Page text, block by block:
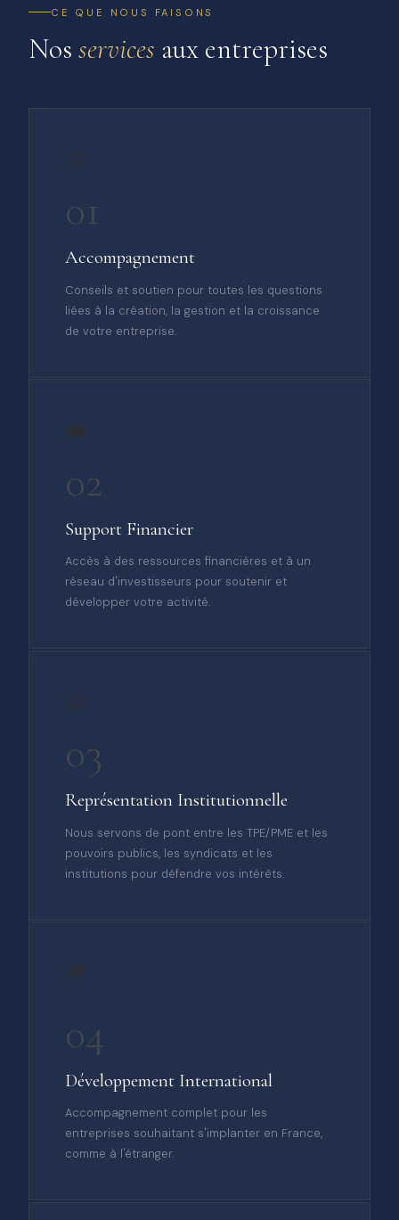
CE QUE NOUS FAISONS
Nos services aux entreprises
01
Accompagnement
Conseils et soutien pour toutes les questions
liées à la création, la gestion et la croissance
de votre entreprise.
02
Support Financier
Accès à des ressources financières et à un
réseau d'investisseurs pour soutenir et
développer votre activité.
03
Représentation Institutionnelle
Nous servons de pont entre les TPE/PME et les
pouvoirs publics, les syndicats et les
institutions pour défendre vos intérêts.
04
Développement International
Accompagnement complet pour les
entreprises souhaitant s'implanter en France,
comme à l'étranger.